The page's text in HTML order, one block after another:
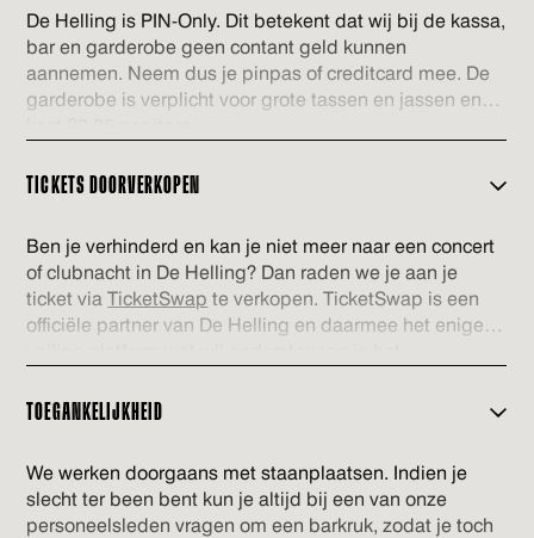
De Helling is PIN-Only. Dit betekent dat wij bij de kassa,
bar en garderobe geen contant geld kunnen
aannemen. Neem dus je pinpas of creditcard mee. De
garderobe is verplicht voor grote tassen en jassen en
TICKETS DOORVERKOPEN
Ben je verhinderd en kan je niet meer naar een concert
of clubnacht in De Helling? Dan raden we je aan je
ticket viaTicketSwap te verkopen. TicketSwap is een
officiële partner van De Helling en daarmee het enige
TicketSwap worden verhandeld worden automatisch
plezier!
TOEGANKELIJKHEID
We werken doorgaans met staanplaatsen. Indien je
slecht ter been bent kun je altijd bij een van onze
personeelsleden vragen om een barkruk, zodat je toch